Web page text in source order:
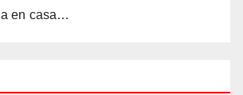
en casa…